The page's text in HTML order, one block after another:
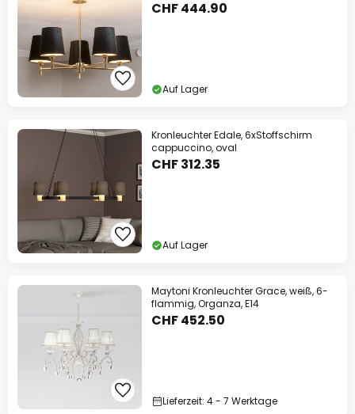
CHF 444.90
Auf Lager
Kronleuchter Edale, 6xStoffschirm
cappuccino, oval
CHF 312.35
Auf Lager
Maytoni Kronleuchter Grace, weiß, 6-
flammig, Organza, E14
CHF 452.50
Lieferzeit: 4 - 7 Werktage